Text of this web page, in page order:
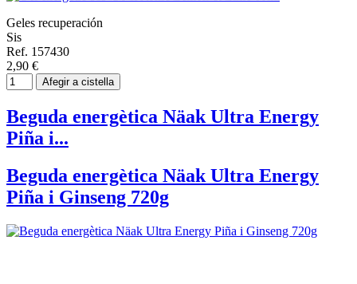
Geles recuperación
Sis
Ref. 157430
2,90 €
Afegir a cistella
Beguda energètica Näak Ultra Energy
Piña i...
Beguda energètica Näak Ultra Energy
Piña i Ginseng 720g